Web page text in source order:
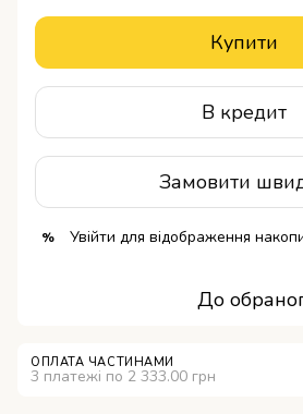
Купити
В кредит
Замовити
% Увійти для відображення
До
ОПЛАТА ЧАСТИНАМИ
3 платежі по 2 333.00 грн